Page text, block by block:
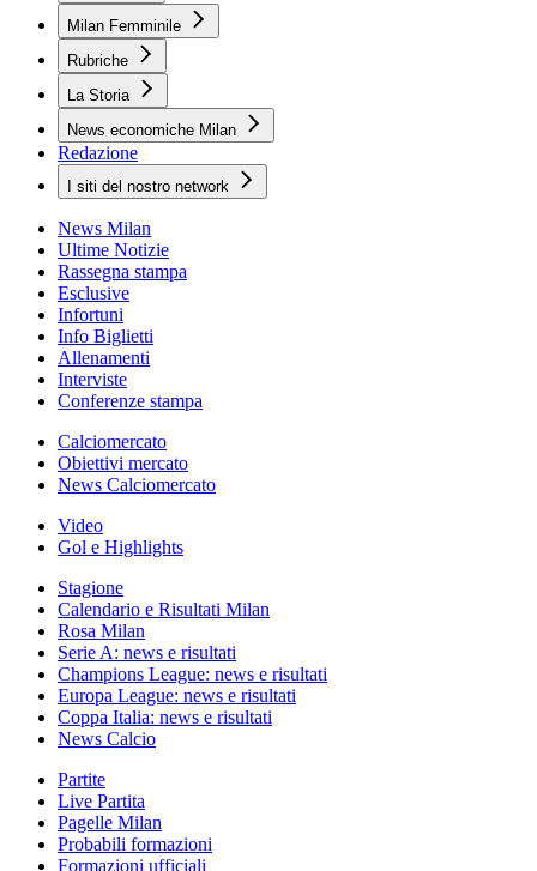
Milan Femminile
Rubriche
La Storia
News economiche Milan
Redazione
I siti del nostro network
News Milan
Ultime Notizie
Rassegna stampa
Esclusive
Infortuni
Info Biglietti
Allenamenti
Interviste
Conferenze stampa
Calciomercato
Obiettivi mercato
News Calciomercato
Video
Gol e Highlights
Stagione
Calendario e Risultati Milan
Rosa Milan
Serie A: news e risultati
Champions League: news e risultati
Europa League: news e risultati
Coppa Italia: news e risultati
News Calcio
Partite
Live Partita
Pagelle Milan
Probabili formazioni
Formazioni ufficiali